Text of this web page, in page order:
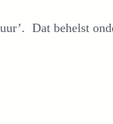
Dat behelst